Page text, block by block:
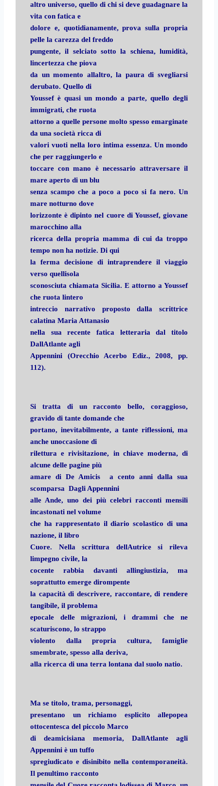
altro universo, quello di chi si deve guadagnare la
vita con fatica e
dolore e, quotidianamente, prova sulla propria
pelle la carezza del freddo
pungente, il selciato sotto la schiena, lumidità,
lincertezza che piova
da un momento allaltro, la paura di svegliarsi
derubato. Quello di
Youssef è quasi un mondo a parte, quello degli
immigrati, che ruota
attorno a quelle persone molto spesso emarginate
da una società ricca di
valori vuoti nella loro intima essenza. Un mondo
che per raggiungerlo e
toccare con mano è necessario attraversare il
mare aperto di un blu
senza scampo che a poco a poco si fa nero. Un
mare notturno dove
lorizzonte è dipinto nel cuore di Youssef, giovane
marocchino alla
ricerca della propria mamma di cui da troppo
tempo non ha notizie. Di qui
la ferma decisione di intraprendere il viaggio
verso quellisola
sconosciuta chiamata Sicilia. E attorno a Youssef
che ruota lintero
intreccio narrativo proposto dalla scrittrice
calatina Maria Attanasio
nella sua recente fatica letteraria dal titolo
DallAtlante agli
Appennini (Orecchio Acerbo Ediz., 2008, pp.
112).
Si tratta di un racconto bello, coraggioso,
gravido di tante domande che
portano, inevitabilmente, a tante riflessioni, ma
anche unoccasione di
rilettura e rivisitazione, in chiave moderna, di
alcune delle pagine più
amare di De Amicis  a cento anni dalla sua
scomparsa  Dagli Appennini
alle Ande, uno dei più celebri racconti mensili
incastonati nel volume
che ha rappresentato il diario scolastico di una
nazione, il libro
Cuore. Nella scrittura dellAutrice si rileva
limpegno civile, la
cocente rabbia davanti allingiustizia, ma
soprattutto emerge dirompente
la capacità di descrivere, raccontare, di rendere
tangibile, il problema
epocale delle migrazioni, i drammi che ne
scaturiscono, lo strappo
violento dalla propria cultura, famiglie
smembrate, spesso alla deriva,
alla ricerca di una terra lontana dal suolo natio.
Ma se titolo, trama, personaggi,
presentano un richiamo esplicito allepopea
ottocentesca del piccolo Marco
di deamicisiana memoria, DallAtlante agli
Appennini è un tuffo
spregiudicato e disinibito nella contemporaneità.
Il penultimo racconto